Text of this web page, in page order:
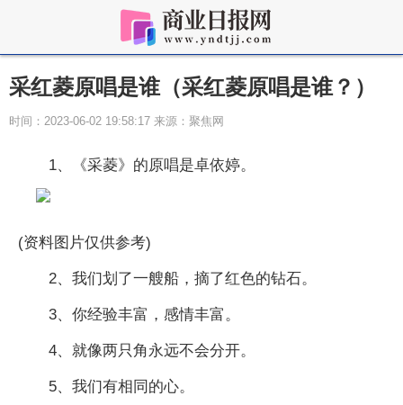
采红菱原唱是谁（采红菱原唱是谁？）
时间：2023-06-02 19:58:17 来源：聚焦网
1、《采菱》的原唱是卓依婷。
(资料图片仅供参考)
2、我们划了一艘船，摘了红色的钻石。
3、你经验丰富，感情丰富。
4、就像两只角永远不会分开。
5、我们有相同的心。